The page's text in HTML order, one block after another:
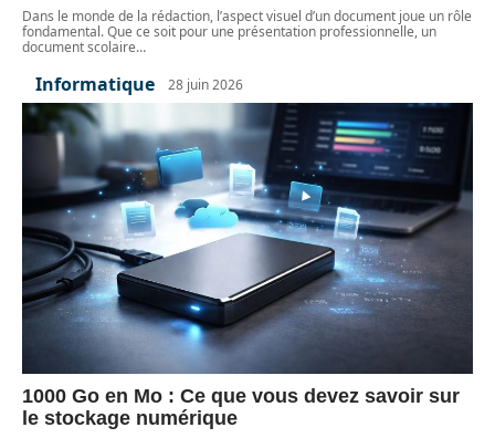
Dans le monde de la rédaction, l’aspect visuel d’un document joue un rôle
fondamental. Que ce soit pour une présentation professionnelle, un
document scolaire…
Informatique 28 juin 2026
1000 Go en Mo : Ce que vous devez savoir sur
le stockage numérique